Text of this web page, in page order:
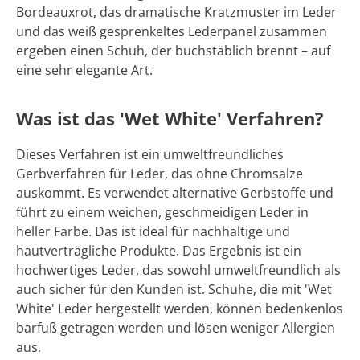
Bordeauxrot, das dramatische Kratzmuster im Leder
und das weiß gesprenkeltes Lederpanel zusammen
ergeben einen Schuh, der buchstäblich brennt – auf
eine sehr elegante Art.
Was ist das 'Wet White' Verfahren?
Dieses Verfahren ist ein umweltfreundliches
Gerbverfahren für Leder, das ohne Chromsalze
auskommt. Es verwendet alternative Gerbstoffe und
führt zu einem weichen, geschmeidigen Leder in
heller Farbe. Das ist ideal für nachhaltige und
hautverträgliche Produkte. Das Ergebnis ist ein
hochwertiges Leder, das sowohl umweltfreundlich als
auch sicher für den Kunden ist. Schuhe, die mit 'Wet
White' Leder hergestellt werden, können bedenkenlos
barfuß getragen werden und lösen weniger Allergien
aus.